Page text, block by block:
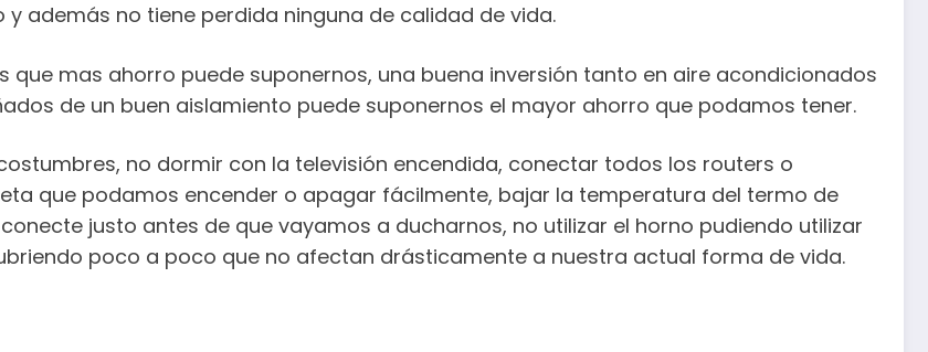
además no tiene perdida ninguna de calidad de vida.
que mas ahorro puede suponernos, una buena inversión tanto en aire acondicionados
de un buen aislamiento puede suponernos el mayor ahorro que podamos tener.
no dormir con la televisión encendida, conectar todos los routers o
que podamos encender o apagar fácilmente, bajar la temperatura del termo de
justo antes de que vayamos a ducharnos, no utilizar el horno pudiendo utilizar
poco a poco que no afectan drásticamente a nuestra actual forma de vida.